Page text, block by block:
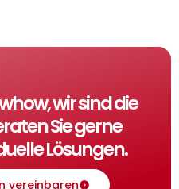
wir sind die
Sie gerne
Lösungen.
vereinbaren